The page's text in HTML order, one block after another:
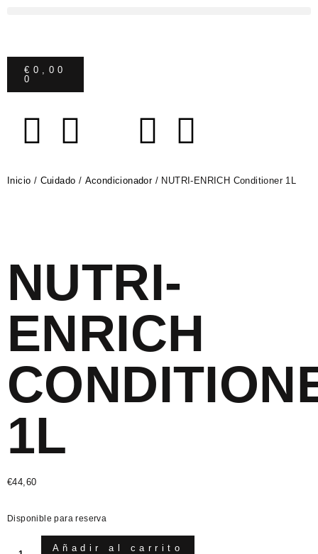
€ 0,00
0
Inicio / Cuidado / Acondicionador/ NUTRI-ENRICH Conditioner 1L
NUTRI-
ENRICH
1L
€44,60
Disponible para reserva
Añadir al carrito